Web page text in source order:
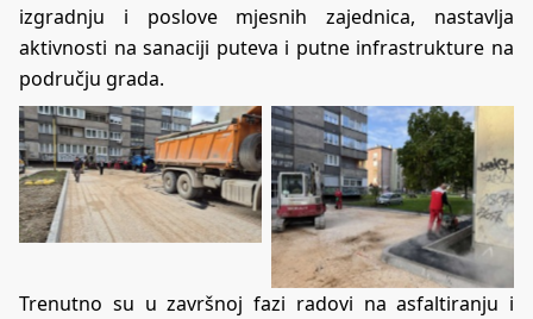
izgradnju i poslove mjesnih zajednica, nastavlja
aktivnosti na sanaciji puteva i putne infrastrukture na
području grada.
Trenutno su u završnoj fazi radovi na asfaltiranju i